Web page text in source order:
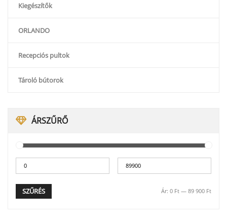
Kiegészítők
ORLANDO
Recepciós pultok
Tároló bútorok
ÁRSZŰRŐ
SZŰRÉS Ár: 0 Ft — 89 900 Ft